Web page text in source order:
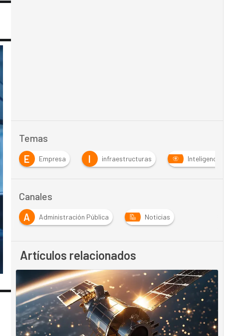
Temas
E Empresa I infraestructuras Inteligencia
Canales
A
Administración Pública Noticias
Artículos relacionados